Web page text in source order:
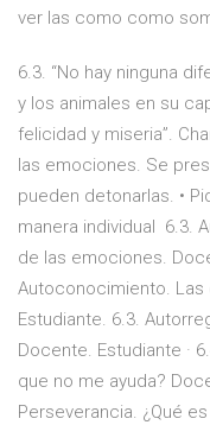
ver las como como
6.3. “No hay ninguna
y los animales en su
felicidad y miseria”.
las emociones. Se
pueden detonarlas. •
manera individual 6.3.
de las emociones.
Autoconocimiento.
Estudiante. 6.3.
Docente. Estudiante ·
que no me ayuda?
Perseverancia. ¿Qué